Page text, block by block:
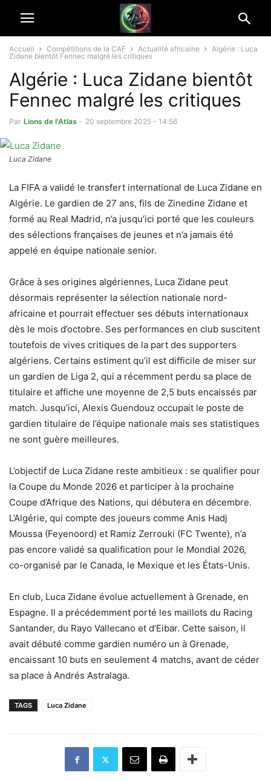
Accueil Compétitions de la CAF Actualité africaine
Algérie : Luca
Zidane bientôt Fennec malgré les critiques
Algérie : Luca Zidane bientôt
Fennec malgré les critiques
Par Lions de l'Atlas - 20 septembre 2025 - 14:56
Luca Zidane
La FIFA a validé le transfert international de Luca Zidane en
Algérie. Le gardien de 27 ans, fils de Zinedine Zidane et
formé au Real Madrid, n’a jusqu’ici porté que les couleurs
des sélections françaises de jeunes et n’a jamais été
appelé en équipe nationale senior.
Grâce à ses origines algériennes, Luca Zidane peut
désormais représenter la sélection nationale nord-
africaine et pourrait effectuer ses débuts internationaux
dès le mois d’octobre. Ses performances en club suscitent
toutefois de vives critiques de la part des supporters
algériens. Certains estiment qu’il est difficile de miser sur
un gardien de Liga 2, qui a récemment perdu sa place de
titulaire et affiche une moyenne de 2,5 buts encaissés par
match. Jusqu’ici, Alexis Guendouz occupait le poste de
gardien titulaire de l’équipe nationale mais ses statistiques
ne sont guère meilleures.
L’objectif de Luca Zidane reste ambitieux : se qualifier pour
la Coupe du Monde 2026 et participer à la prochaine
Coupe d’Afrique des Nations, qui débutera en décembre.
L’Algérie, qui compte des joueurs comme Anis Hadj
Moussa (Feyenoord) et Ramiz Zerrouki (FC Twente), n’a
pas encore validé sa qualification pour le Mondial 2026,
co-organisé par le Canada, le Mexique et les États-Unis.
En club, Luca Zidane évolue actuellement à Grenade, en
Espagne. Il a précédemment porté les maillots du Racing
Santander, du Rayo Vallecano et d’Eibar. Cette saison, il
avait débuté comme gardien numéro un à Grenade,
encaissant 10 buts en seulement 4 matchs, avant de céder
sa place à Andrés Astralaga.
TAGS Luca Zidane